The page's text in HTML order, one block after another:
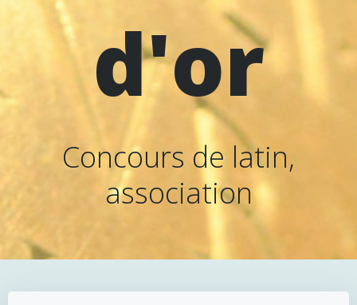
d'or
Concours de latin,
association